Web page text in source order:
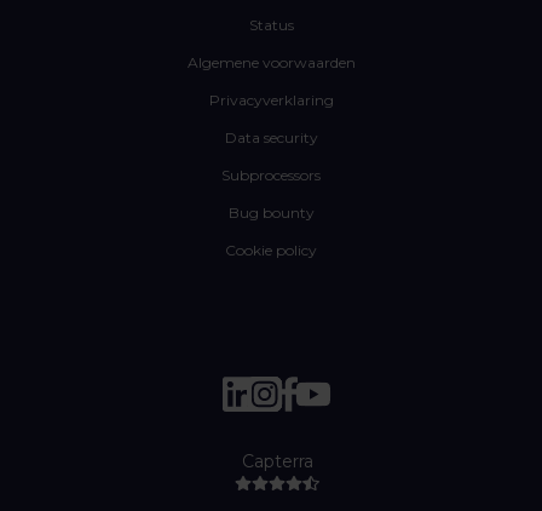
Status
Algemene voorwaarden
Privacyverklaring
Data security
Subprocessors
Bug bounty
Cookie policy
Capterra